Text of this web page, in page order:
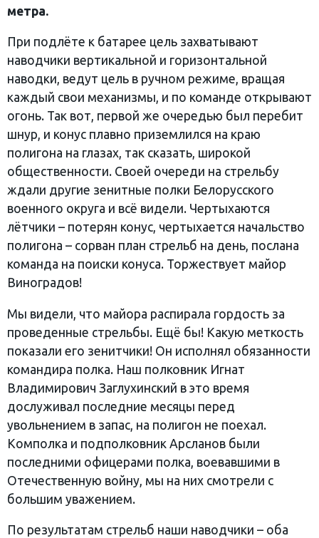
метра.
При подлёте к батарее цель захватывают
наводчики вертикальной и горизонтальной
наводки, ведут цель в ручном режиме, вращая
каждый свои механизмы, и по команде открывают
огонь. Так вот, первой же очередью был перебит
шнур, и конус плавно приземлился на краю
полигона на глазах, так сказать, широкой
общественности. Своей очереди на стрельбу
ждали другие зенитные полки Белорусского
военного округа и всё видели. Чертыхаются
лётчики – потерян конус, чертыхается начальство
полигона – сорван план стрельб на день, послана
команда на поиски конуса. Торжествует майор
Виноградов!
Мы видели, что майора распирала гордость за
проведенные стрельбы. Ещё бы! Какую меткость
показали его зенитчики! Он исполнял обязанности
командира полка. Наш полковник Игнат
Владимирович Заглухинский в это время
дослуживал последние месяцы перед
увольнением в запас, на полигон не поехал.
Комполка и подполковник Арсланов были
последними офицерами полка, воевавшими в
Отечественную войну, мы на них смотрели с
большим уважением.
По результатам стрельб наши наводчики – оба